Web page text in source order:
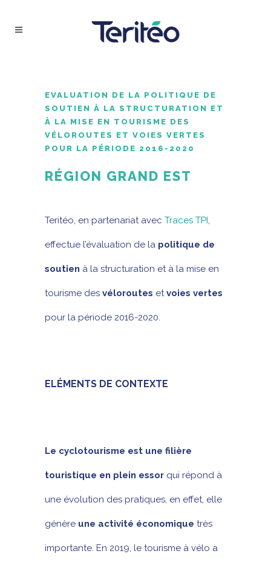
EVALUATION DE LA POLITIQUE DE
SOUTIEN À LA STRUCTURATION ET
À LA MISE EN TOURISME DES
VÉLOROUTES ET VOIES VERTES
POUR LA PÉRIODE 2016-2020
RÉGION GRAND EST
Teritéo, en partenariat avec Traces TPI,
effectue l’évaluation de la politique de
soutien à la structuration et à la mise en
tourisme des véloroutes etvoies vertes
pour la période 2016-2020.
ELÉMENTS DE CONTEXTE
Le cyclotourisme est une filière
touristique en plein essor qui répond à
une évolution des pratiques, en effet, elle
génère une activité économique très
importante. En 2019, le tourisme à vélo a